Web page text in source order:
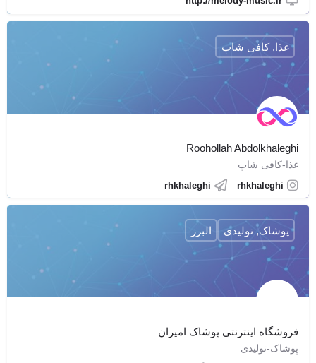
Roohollah Abdolkhaleghi
غذا-کافی شاپ
rhkhaleghi
rhkhaleghi
غذا, کافی شاپ
فروشگاه اینترنتی پوشاک امیران
پوشاک-تولیدی
پوشاک, تولیدی البرز